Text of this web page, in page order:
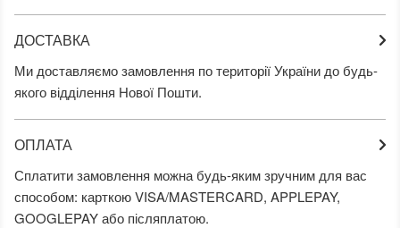
ДОСТАВКА
Ми доставляємо замовлення по території України до будь-
якого відділення Нової Пошти.
ОПЛАТА
Сплатити замовлення можна будь-яким зручним для вас
способом: карткою VISA/MASTERCARD, APPLEPAY,
GOOGLEPAY або післяплатою.